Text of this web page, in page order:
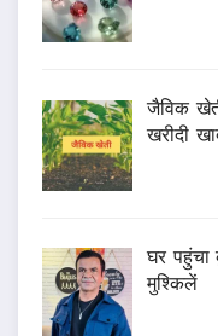
जैविक
खरीदी
घर पहुंचा
मुश्किलें